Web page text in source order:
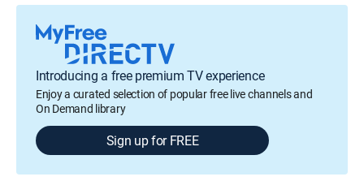
Introducing a free premium TV experience
Enjoy a curated selection of popular free live channels and
On Demand library
Sign up for FREE